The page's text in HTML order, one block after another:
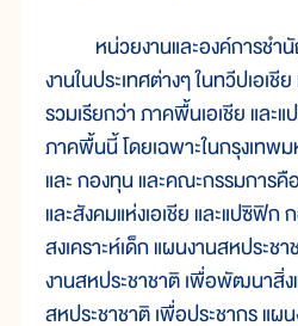
หน่วยงานและองค์การชำ
งานในประเทศต่างๆ ในทวีปเอเชี
รวมเรียกว่า ภาคพื้นเอเชีย และ
ภาคพื้นนี้ โดยเฉพาะในกรุงเทพ
และ กองทุน และคณะกรรมการ
และสังคมแห่งเอเชีย และแปซิฟิ
สงเคราะห์เด็ก แผนงานสหประ
งานสหประชาชาติ เพื่อพัฒนาสิ่
สหประชาชาติ เพื่อประชากร แผ